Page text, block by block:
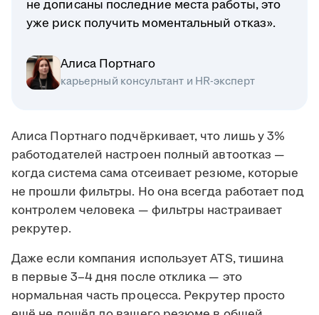
не дописаны последние места работы, это
уже риск получить моментальный отказ».
Алиса Портнаго
карьерный консультант и HR-эксперт
Алиса Портнаго подчёркивает, что лишь у 3%
работодателей настроен полный автоотказ —
когда система сама отсеивает резюме, которые
не прошли фильтры. Но она всегда работает под
контролем человека — фильтры настраивает
рекрутер.
Даже если компания использует ATS, тишина
в первые 3–4 дня после отклика — это
нормальная часть процесса. Рекрутер просто